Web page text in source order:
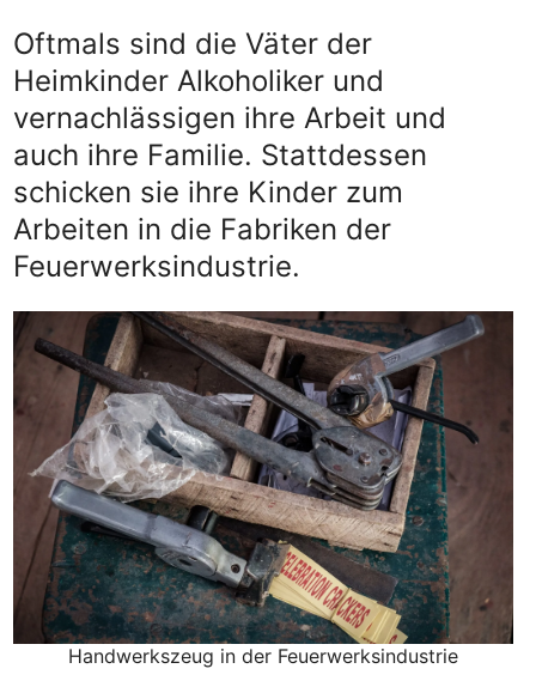
Oftmals sind die Väter der
Heimkinder Alkoholiker und
vernachlässigen ihre Arbeit und
auch ihre Familie. Stattdessen
schicken sie ihre Kinder zum
Arbeiten in die Fabriken der
Feuerwerksindustrie.
Handwerkszeug in der Feuerwerksindustrie